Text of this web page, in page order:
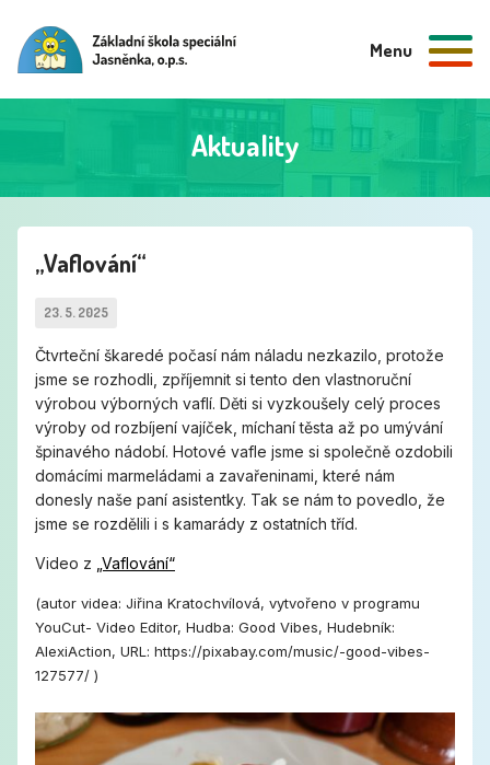
Menu
Aktuality
„Vaflování“
23. 5. 2025
Čtvrteční škaredé počasí nám náladu nezkazilo, protože
jsme se rozhodli, zpříjemnit si tento den vlastnoruční
výrobou výborných vaflí. Děti si vyzkoušely celý proces
výroby od rozbíjení vajíček, míchaní těsta až po umývání
špinavého nádobí. Hotové vafle jsme si společně ozdobili
domácími marmeládami a zavařeninami, které nám
donesly naše paní asistentky. Tak se nám to povedlo, že
jsme se rozdělili i s kamarády z ostatních tříd.
Video z „Vaflování“
(autor videa: Jiřina Kratochvílová, vytvořeno v programu
YouCut- Video Editor, Hudba: Good Vibes, Hudebník:
AlexiAction, URL: https://pixabay.com/music/-good-vibes-
127577/ )